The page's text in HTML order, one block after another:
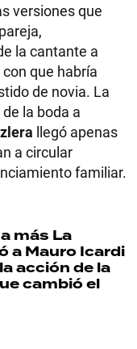
versiones que
la cantante a
que habría
de novia. La
la boda a
llegó apenas
a circular
familiar.
más La
a Mauro Icardi
acción de la
cambió el